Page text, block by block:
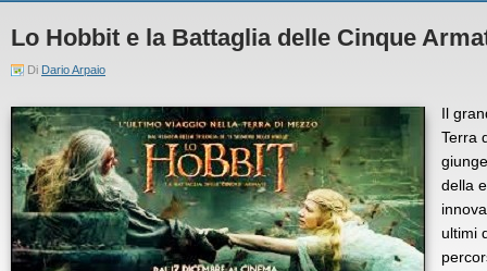
Lo Hobbit e la Battaglia delle Cinque
Di Dario Arpaio
Il
Terra
della
ultimi